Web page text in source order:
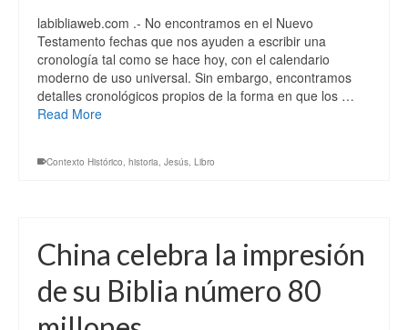
labibliaweb.com .- No encontramos en el Nuevo
Testamento fechas que nos ayuden a escribir una
cronología tal como se hace hoy, con el calendario
moderno de uso universal. Sin embargo, encontramos
detalles cronológicos propios de la forma en que los …
Read More
Contexto Histórico historia Jesús Libro
China celebra la impresión
de su Biblia número 80